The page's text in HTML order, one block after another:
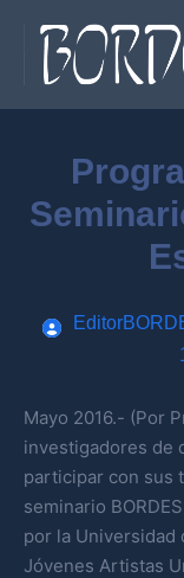
Mayo 2016.- (Por
investigadores de
participar con sus
seminario
por la Universidad
Jóvenes Artistas